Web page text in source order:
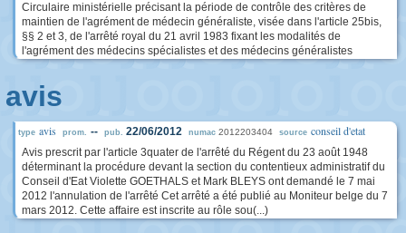
Circulaire ministérielle précisant la période de contrôle des critères de
maintien de l'agrément de médecin généraliste, visée dans l'article 25bis,
§§ 2 et 3, de l'arrêté royal du 21 avril 1983 fixant les modalités de
l'agrément des médecins spécialistes et des médecins généralistes
avis
type avis prom. -- pub. 22/06/2012 numac 2012203404 source conseil d'etat
Avis prescrit par l'article 3quater de l'arrêté du Régent du 23 août 1948
déterminant la procédure devant la section du contentieux administratif du
Conseil d'Eat Violette GOETHALS et Mark BLEYS ont demandé le 7 mai
2012 l'annulation de l'arrêté Cet arrêté a été publié au Moniteur belge du 7
mars 2012. Cette affaire est inscrite au rôle sou(...)